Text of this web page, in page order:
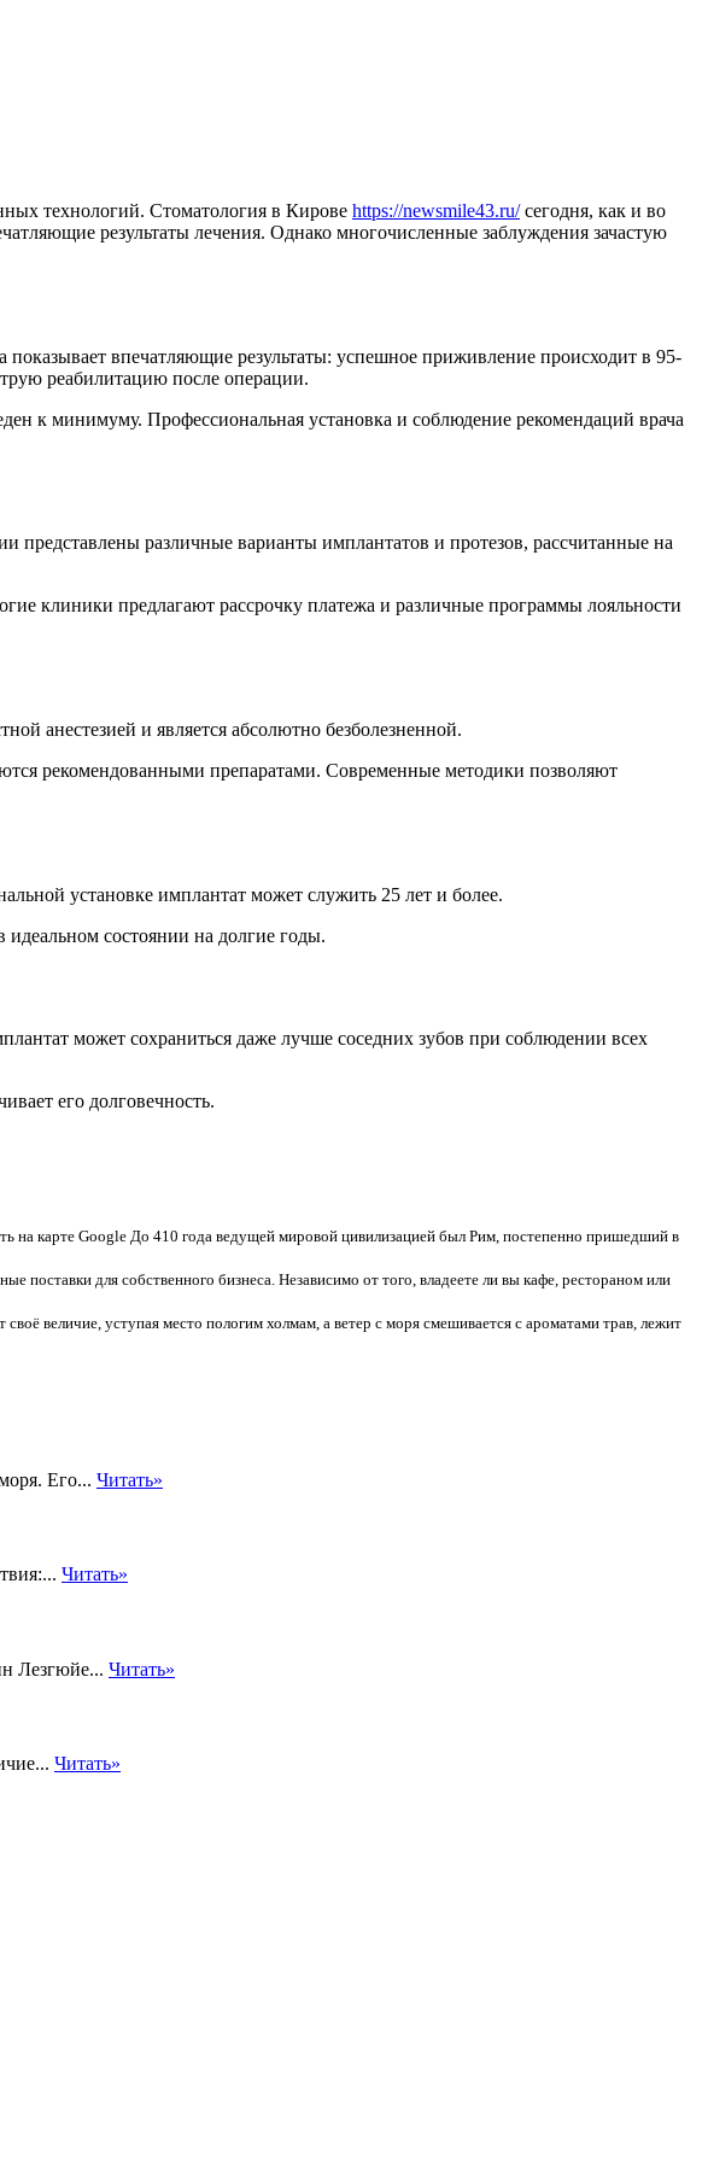
технологий. Стоматология в Кирове https://newsmile43.ru/сегодня, как и во
результаты лечения. Однако многочисленные заблуждения зачастую
впечатляющие результаты: успешное приживление происходит в 95-
реабилитацию после операции.
к минимуму. Профессиональная установка и соблюдение рекомендаций врача
различные варианты имплантатов и протезов, рассчитанные на
клиники предлагают рассрочку платежа и различные программы лояльности
анестезией и является абсолютно безболезненной.
рекомендованными препаратами. Современные методики позволяют
установке имплантат может служить 25 лет и более.
идеальном состоянии на долгие годы.
может сохраниться даже лучше соседних зубов при соблюдении всех
его долговечность.
карте Google До 410 года ведущей мировой цивилизацией был Рим, постепенно пришедший в
поставки для собственного бизнеса. Независимо от того, владеете ли вы кафе, рестораном или
величие, уступая место пологим холмам, а ветер с моря смешивается с ароматами трав, лежит
Его... Читать»
Читать»
Лезгюйе... Читать»
Читать»